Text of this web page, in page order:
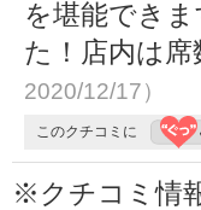
を堪能でき
た！店内は
2020/12/17）
このクチコミに
※クチコミ情